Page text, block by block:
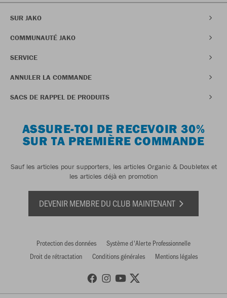
SUR JAKO
COMMUNAUTÉ JAKO
SERVICE
ANNULER LA COMMANDE
SACS DE RAPPEL DE PRODUITS
ASSURE-TOI DE RECEVOIR 30%
SUR TA PREMIÈRE COMMANDE
Sauf les articles pour supporters, les articles Organic & Doubletex et
les articles déjà en promotion
DEVENIR MEMBRE DU CLUB MAINTENANT
Protection des données
Système d'Alerte Professionnelle
Droit de rétractation
Conditions générales Mentions légales